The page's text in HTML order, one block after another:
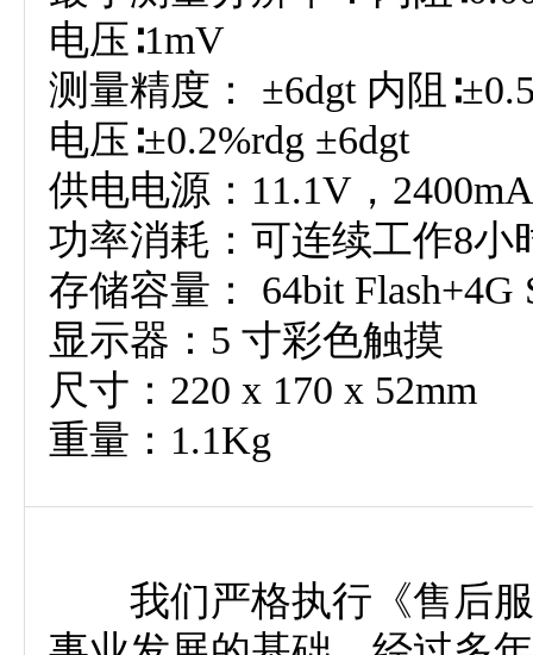
电压∶1mV
测量精度： ±6dgt 内阻
电压∶±0.2%rdg ±6dgt
供电电源：11.1V，
功率消耗：可连续工作8小
存储容量： 64bit Flash+4G
显示器：5 寸彩色触摸
尺寸：220 x 170 x 52mm
重量：1.1Kg
我们严格执行《售后服